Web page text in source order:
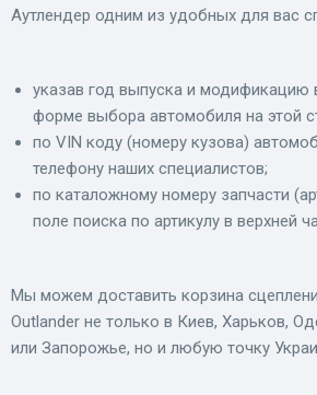
Аутлендер одним из удобных для вас
указав год выпуска и модификацию
форме выбора автомобиля на этой
по VIN коду (номеру кузова)
телефону наших специалистов;
по каталожному номеру запчасти
поле поиска по артикулу в верхней
Мы можем доставить корзина
Outlander не только в Киев, Харьков,
или Запорожье, но и любую точку